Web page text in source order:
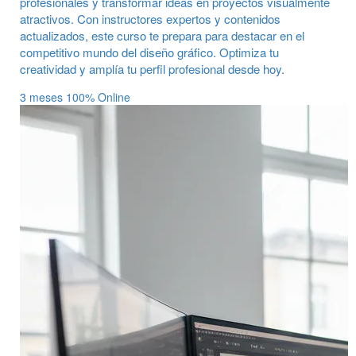
atractivos. Con instructores expertos y contenidos
actualizados, este curso te prepara para destacar en el
competitivo mundo del diseño gráfico. Optimiza tu
creatividad y amplía tu perfil profesional desde hoy.
3 meses 100% Online